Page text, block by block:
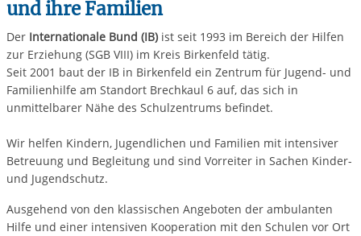
und ihre Familien
Der Internationale Bund (IB)ist seit 1993 im Bereich der Hilfen
zur Erziehung (SGB VIII) im Kreis Birkenfeld tätig.
Seit 2001 baut der IB in Birkenfeld ein Zentrum für Jugend- und
Familienhilfe am Standort Brechkaul 6 auf, das sich in
unmittelbarer Nähe des Schulzentrums befindet.
Wir helfen Kindern, Jugendlichen und Familien mit intensiver
Betreuung und Begleitung und sind Vorreiter in Sachen Kinder-
und Jugendschutz.
Ausgehend von den klassischen Angeboten der ambulanten
Hilfe und einer intensiven Kooperation mit den Schulen vor Ort